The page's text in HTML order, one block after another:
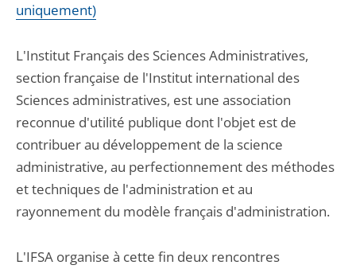
uniquement)
L'Institut Français des Sciences Administratives,
section française de l'Institut international des
Sciences administratives, est une association
reconnue d'utilité publique dont l'objet est de
contribuer au développement de la science
administrative, au perfectionnement des méthodes
et techniques de l'administration et au
rayonnement du modèle français d'administration.
L'IFSA organise à cette fin deux rencontres